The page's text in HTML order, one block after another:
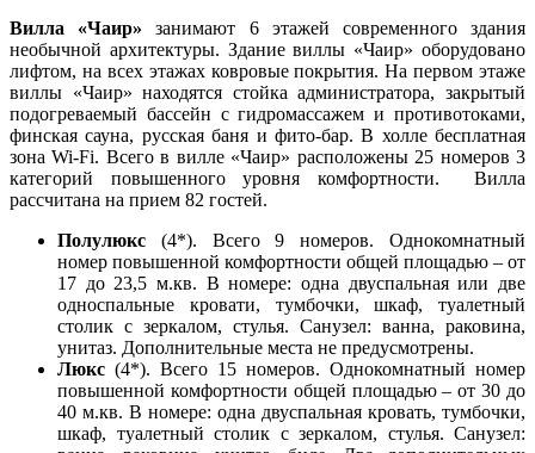
Вилла «Чаир» занимают 6 этажей современного здания
необычной архитектуры. Здание виллы «Чаир» оборудовано
лифтом, на всех этажах ковровые покрытия. На первом этаже
виллы «Чаир» находятся стойка администратора, закрытый
подогреваемый бассейн с гидромассажем и противотоками,
финская сауна, русская баня и фито-бар. В холле бесплатная
зона Wi-Fi. Всего в вилле «Чаир» расположены 25 номеров 3
категорий повышенного уровня комфортности. Вилла
рассчитана на прием 82 гостей.
Полулюкс (4*). Всего 9 номеров. Однокомнатный
номер повышенной комфортности общей площадью – от
17 до 23,5 м.кв. В номере: одна двуспальная или две
односпальные кровати, тумбочки, шкаф, туалетный
столик с зеркалом, стулья. Санузел: ванна, раковина,
унитаз. Дополнительные места не предусмотрены.
Люкс (4*). Всего 15 номеров. Однокомнатный номер
повышенной комфортности общей площадью – от 30 до
40 м.кв. В номере: одна двуспальная кровать, тумбочки,
шкаф, туалетный столик с зеркалом, стулья. Санузел: